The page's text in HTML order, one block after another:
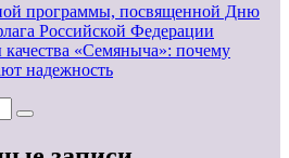
программы, посвященной Дню
Российской Федерации
«Семяныча»: почему
надежность